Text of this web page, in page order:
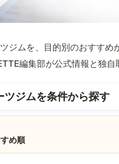
ジムを、目的別のおすす
編集部が公式情報と独自
ツジムを条件から探す
め順